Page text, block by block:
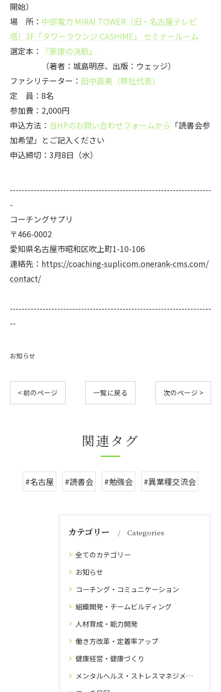
開始）
場 所： 中部電力 MIRAI TOWER（旧・名古屋テレビ
塔）3F「タワーラウンジ CASHIME」 セミナールーム
選定本：
『家康の決断』
（著者：城島明彦、出版：ウェッジ）
ファシリテーター： 田中直美（弊社代表）
定 員：8名
参加費：2,000円
申込方法： 当HPのお問い合わせフォームから 「読書会参
加希望」とご記入ください
申込締切：3月8日（水）
--------------------------------------------------------------------
-
コーチングサプリ
〒466-0002
愛知県名古屋市昭和区吹上町1-10-106
連絡先： https://coaching-suplicom.onerank-cms.com/
contact/
--------------------------------------------------------------------
--
お知らせ
< 前のページ 一覧に戻る 次のページ >
関連タグ
#名古屋 #読書会 #勉強会 #異業種交流会
カテゴリー Categories
全てのカテゴリー
お知らせ
コーチング・コミュニケーション
組織開発・チームビルディング
人材育成・能力開発
働き方改革・定着率アップ
健康経営・健康づくり
メンタルヘルス・ストレスマネジメント